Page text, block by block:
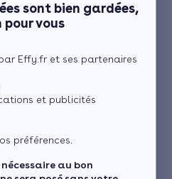
sont bien gardées,
pour vous
Effy.fr et ses partenaires
et publicités
préférences.
au bon